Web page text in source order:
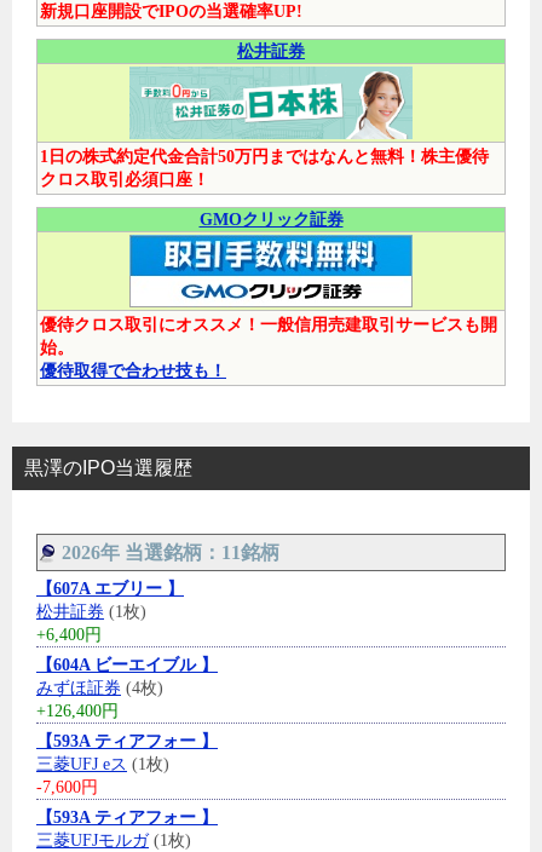
新規口座開設でIPOの当選確率UP!
松井証券
1日の株式約定代金合計50万円まではなんと無料！株主優待
クロス取引必須口座！
GMOクリック証券
優待クロス取引にオススメ！一般信用売建取引サービスも開
始。
優待取得で合わせ技も！
黒澤のIPO当選履歴
2026年 当選銘柄：11銘柄
【607A エブリー 】
松井証券 (1枚)
+6,400円
【604A ビーエイブル 】
みずほ証券 (4枚)
+126,400円
【593A ティアフォー 】
三菱UFJ eス (1枚)
-7,600円
【593A ティアフォー 】
三菱UFJモルガ(1枚)